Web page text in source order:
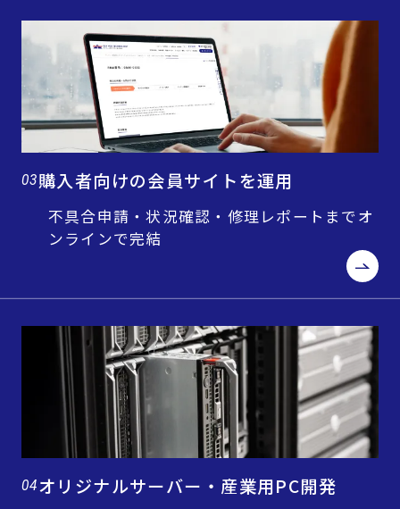
03購入者向けの会員サイトを運用
不具合申請・状況確認・修理レポートまでオ
ンラインで完結
04オリジナルサーバー・産業用PC開発